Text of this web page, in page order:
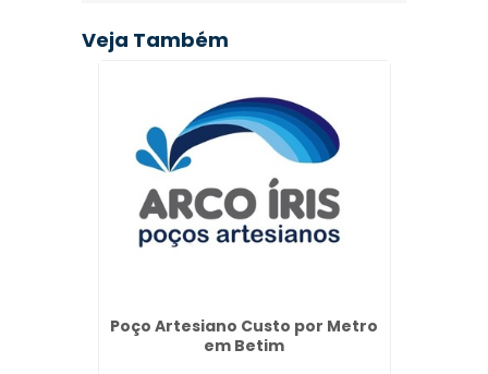
Veja Também
Poço Artesiano Custo por Metro
em Betim